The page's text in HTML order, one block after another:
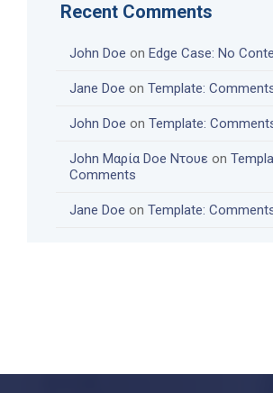
Recent Comments
John Doe on Edge Case: No
Jane Doe on Template:
John Doe on Template:
John Μαρία Doe Ντουε on
Comments
Jane Doe on Template: